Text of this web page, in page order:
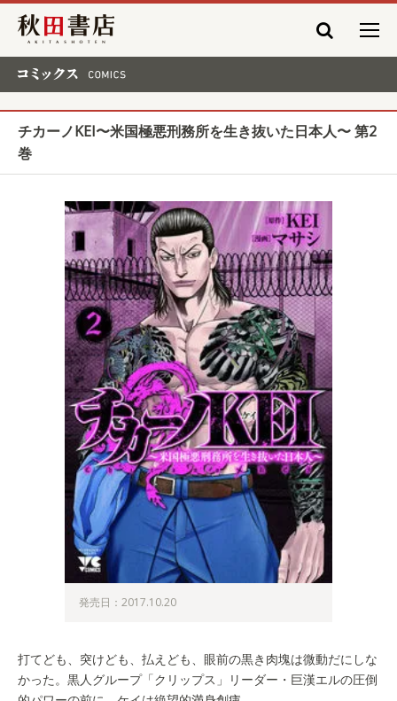
秋田書店
チカーノKEI〜米国極悪刑務所を生き抜いた日本人〜 第2
巻
発売日：2017.10.20
打てども、突けども、払えども、眼前の黒き肉塊は微動だにしな
かった。黒人グループ「クリップス」リーダー・巨漢エルの圧倒